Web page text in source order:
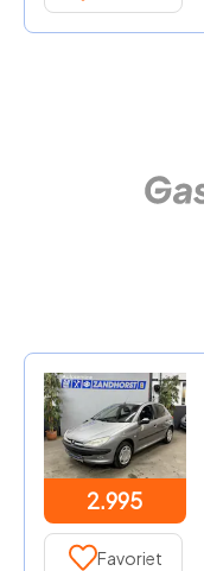
2.995
Favoriet